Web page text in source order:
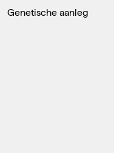
Genetische aanleg